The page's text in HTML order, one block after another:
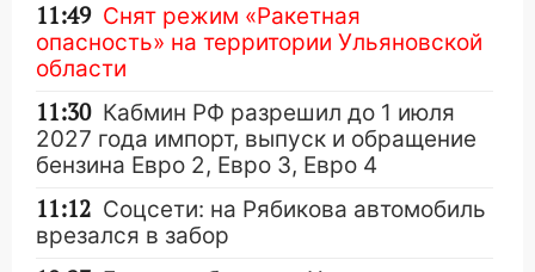
11:49 Снят режим «Ракетная
опасность» на территории Ульяновской
области
11:30 Кабмин РФ разрешил до 1 июля
2027 года импорт, выпуск и обращение
бензина Евро 2, Евро 3, Евро 4
11:12 Соцсети: на Рябикова автомобиль
врезался в забор